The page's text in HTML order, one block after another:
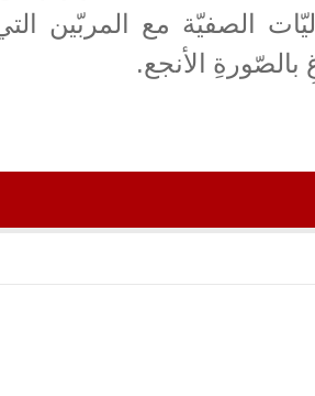
الصفيّة مع المربّين
الأنجع.